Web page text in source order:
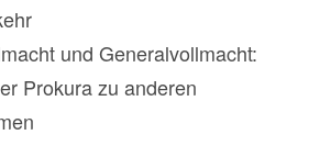
und Generalvollmacht:
Prokura zu anderen